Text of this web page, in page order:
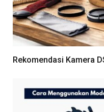
Rekomendasi Kamera